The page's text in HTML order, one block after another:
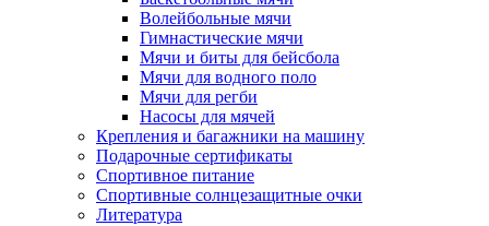
Волейбольные мячи
Гимнастические мячи
Мячи и биты для бейсбола
Мячи для водного поло
Мячи для регби
Насосы для мячей
Крепления и багажники на машину
Подарочные сертификаты
Спортивное питание
Спортивные солнцезащитные очки
Литература